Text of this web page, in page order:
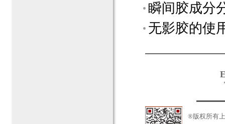
瞬间胶成分
无影胶的使
®版权所有